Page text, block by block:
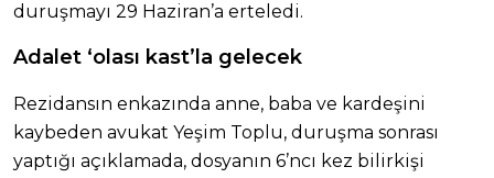
duruşmayı 29 Haziran’a erteledi.
Adalet ‘olası kast’la gelecek
Rezidansın enkazında anne, baba ve kardeşini
kaybeden avukat Yeşim Toplu, duruşma sonrası
yaptığı açıklamada, dosyanın 6’ncı kez bilirkişi